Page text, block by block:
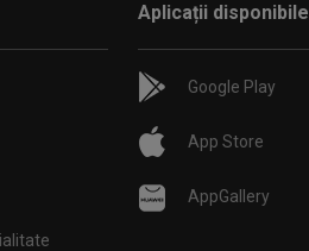
Aplicații disponibile
Google Play
App Store
AppGallery